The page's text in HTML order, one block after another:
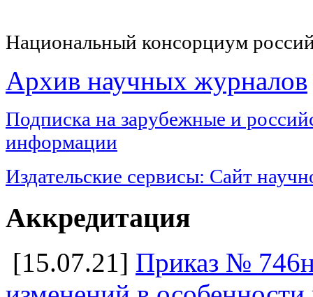
Национальный консорциум
Архив научных журналов
Подписка на зарубежные и
информации
Издательские сервисы: Сайт
Аккредитация
[15.07.21] Приказ №